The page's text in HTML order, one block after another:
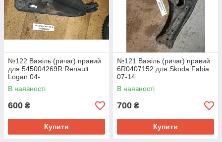
№122 Важіль (ричаг) правий
для 545004269R Renault
Logan 04-
В наявності
600 ₴
Купити
№121 Важіль (ричаг) правий
6R0407152 для Skoda Fabia
07-14
В наявності
700 ₴
Купити